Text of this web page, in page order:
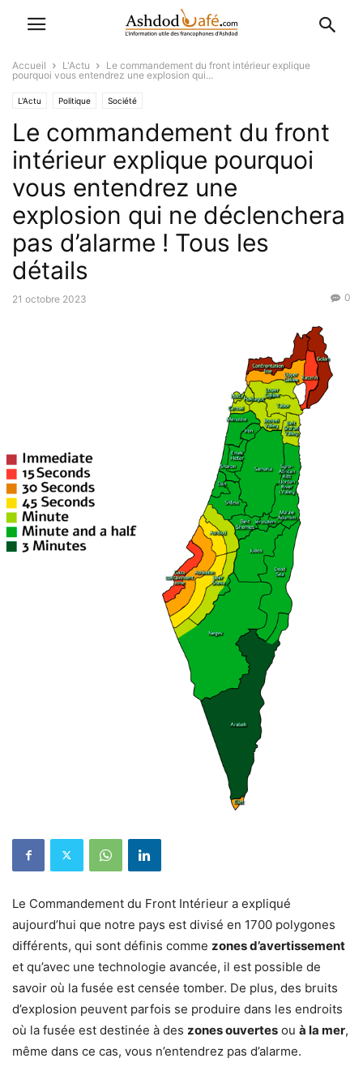
Accueil L'Actu
Le commandement du front intérieur explique
pourquoi vous entendrez une explosion qui...
L'Actu Politique Société
Le commandement du front
intérieur explique pourquoi
vous entendrez une
explosion qui ne déclenchera
pas d’alarme ! Tous les
détails
21 octobre 2023 0
Le Commandement du Front Intérieur a expliqué
aujourd’hui que notre pays est divisé en 1700 polygones
différents, qui sont définis comme zones d’avertissement
et qu’avec une technologie avancée, il est possible de
savoir où la fusée est censée tomber. De plus, des bruits
d’explosion peuvent parfois se produire dans les endroits
où la fusée est destinée à des zones ouvertes ou à la mer,
même dans ce cas, vous n’entendrez pas d’alarme.